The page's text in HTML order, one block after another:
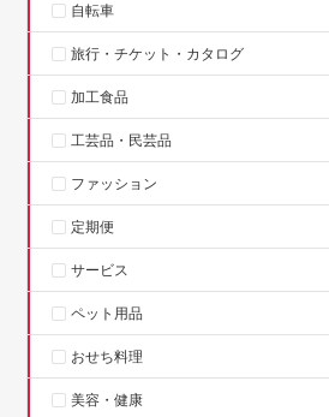
自転車
旅行・チケット・カタログ
加工食品
工芸品・民芸品
ファッション
定期便
サービス
ペット用品
おせち料理
美容・健康